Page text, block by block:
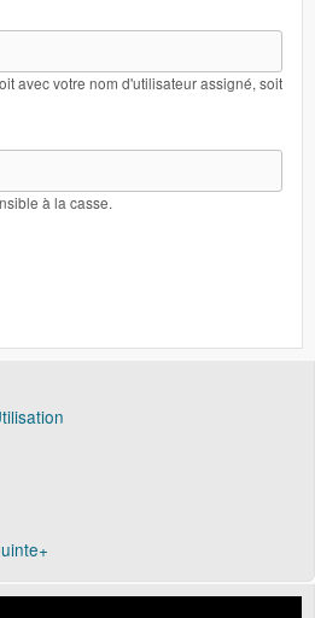
avec votre nom d'utilisateur assigné, soit
à la casse.